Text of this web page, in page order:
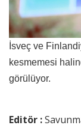
İsveç ve
kesmemesi
görülüyor.
Editör :